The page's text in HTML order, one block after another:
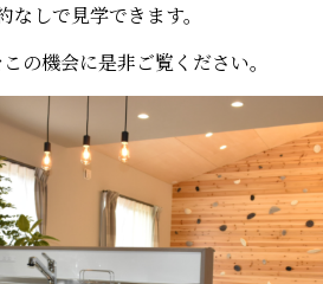
しで見学できます。
の機会に是非ご覧ください。